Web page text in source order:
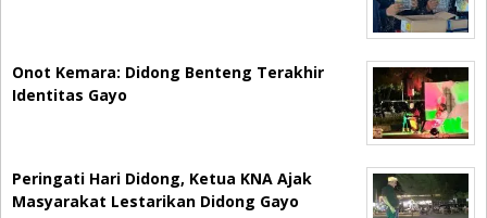
Onot Kemara: Didong Benteng Terakhir
Identitas Gayo
Peringati Hari Didong, Ketua KNA Ajak
Masyarakat Lestarikan Didong Gayo